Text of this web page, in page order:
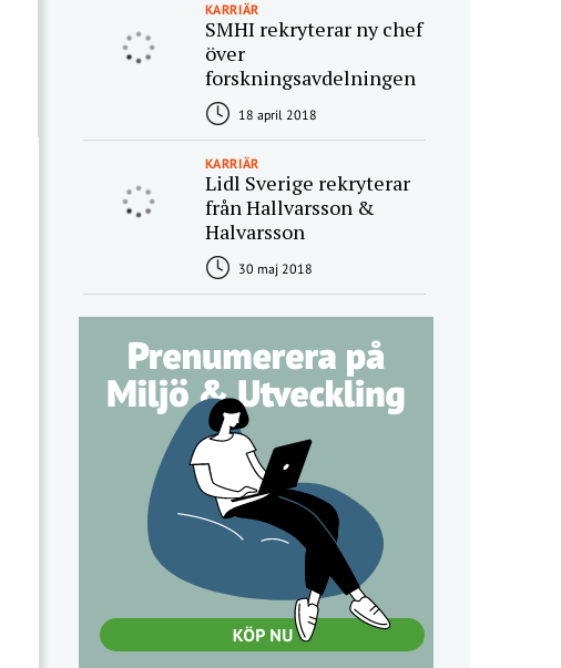
KARRIÄR
SMHI rekryterar ny chef
över
forskningsavdelningen
18 april 2018
KARRIÄR
Lidl Sverige rekryterar
från Hallvarsson &
Halvarsson
30 maj 2018